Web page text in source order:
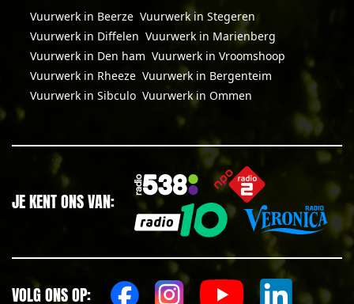
Vuurwerk in Beerze Vuurwerk in Stegeren
Vuurwerk in Diffelen Vuurwerk in Marienberg
Vuurwerk in Den ham Vuurwerk in Vroomshoop
Vuurwerk in Rheeze Vuurwerk in Bergenteim
Vuurwerk in Sibculo Vuurwerk in Ommen
JE KENT ONS VAN:
VOLG ONS OP: